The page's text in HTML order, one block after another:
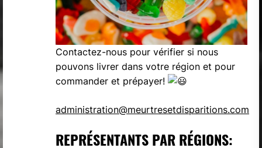
Contactez-nous pour vérifier si nous
pouvons livrer dans votre région et pour
commander et prépayer!
administration@meurtresetdisparitions.com
REPRÉSENTANTS PAR RÉGIONS: